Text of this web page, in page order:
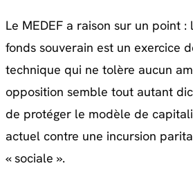
Le MEDEF a raison sur un point :
fonds souverain est un exercice
technique qui ne tolère aucun
opposition semble tout autant
de protéger le modèle de
actuel contre une incursion
« sociale ».